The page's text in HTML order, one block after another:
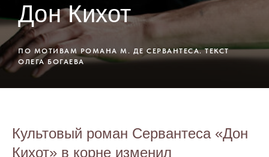
Дон Кихот
ПО МОТИВАМ РОМАНА М. ДЕ СЕРВАНТЕСА. ТЕКСТ
ОЛЕГА БОГАЕВА
Культовый роман Сервантеса «Дон
Кихот» в корне изменил